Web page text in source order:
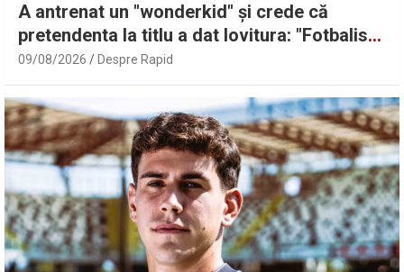
A antrenat un "wonderkid" și crede că
pretendenta la titlu a dat lovitura: "Fotbalist
cum căutăm și nu găsim!" Component al
naționalei Under 19 care s-a calificat în
semifinalele Campionatului European din
2025, Jason Kodor (19 ani) l-a convins pe
Daniel Pancu să-l aducă la Rapid, iar
mutarea e văzută cu ochi foarte buni de
către Adrian Iencsi (51 de ani).
09/08/2026 Despre Rapid